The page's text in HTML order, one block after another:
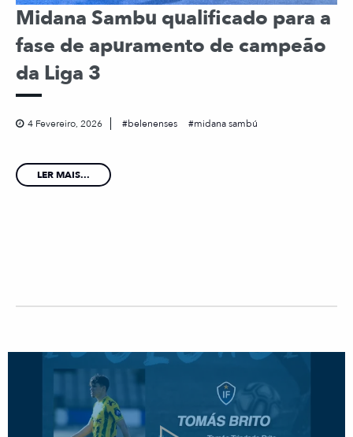
Midana Sambu qualificado para a
fase de apuramento de campeão
da Liga 3
4 Fevereiro, 2026 belenenses midana sambú
LER MAIS...